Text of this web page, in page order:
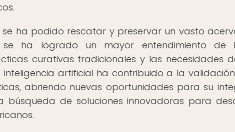
ha podido rescatar y preservar un vasto
ha logrado un mayor entendimiento de
curativas tradicionales y las necesidades
artificial ha contribuido a la
abriendo nuevas oportunidades para su
búsqueda de soluciones innovadoras para